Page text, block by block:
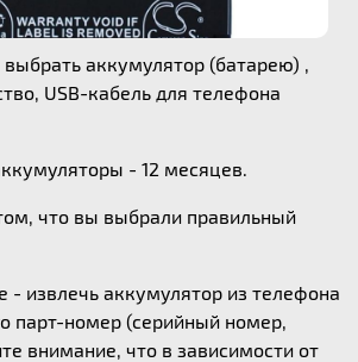
аккумулятор (батарею) ,
USB-кабель для телефона
- 12 месяцев.
что вы выбрали правильный
- извлечь аккумулятор из телефона
парт-номер (серийный номер,
внимание, что в зависимости от